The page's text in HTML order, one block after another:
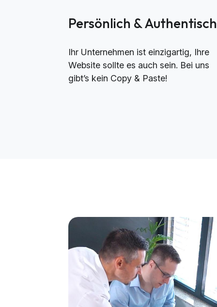
Persönlich & Authentisch
Ihr Unternehmen ist einzigartig, Ihre
Website sollte es auch sein. Bei uns
gibt’s kein Copy & Paste!